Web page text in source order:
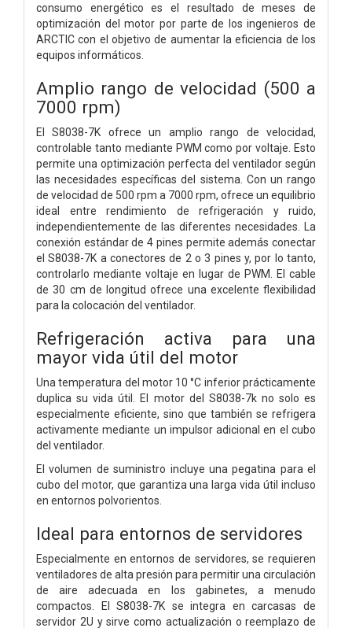
consumo energético es el resultado de meses de
optimización del motor por parte de los ingenieros de
ARCTIC con el objetivo de aumentar la eficiencia de los
equipos informáticos.
Amplio rango de velocidad (500 a
7000 rpm)
El S8038-7K ofrece un amplio rango de velocidad,
controlable tanto mediante PWM como por voltaje. Esto
permite una optimización perfecta del ventilador según
las necesidades específicas del sistema. Con un rango
de velocidad de 500 rpm a 7000 rpm, ofrece un equilibrio
ideal entre rendimiento de refrigeración y ruido,
independientemente de las diferentes necesidades. La
conexión estándar de 4 pines permite además conectar
el S8038-7K a conectores de 2 o 3 pines y, por lo tanto,
controlarlo mediante voltaje en lugar de PWM. El cable
de 30 cm de longitud ofrece una excelente flexibilidad
para la colocación del ventilador.
Refrigeración activa para una
mayor vida útil del motor
Una temperatura del motor 10 °C inferior prácticamente
duplica su vida útil. El motor del S8038-7k no solo es
especialmente eficiente, sino que también se refrigera
activamente mediante un impulsor adicional en el cubo
del ventilador.
El volumen de suministro incluye una pegatina para el
cubo del motor, que garantiza una larga vida útil incluso
en entornos polvorientos.
Ideal para entornos de servidores
Especialmente en entornos de servidores, se requieren
ventiladores de alta presión para permitir una circulación
de aire adecuada en los gabinetes, a menudo
compactos. El S8038-7K se integra en carcasas de
servidor 2U y sirve como actualización o reemplazo de